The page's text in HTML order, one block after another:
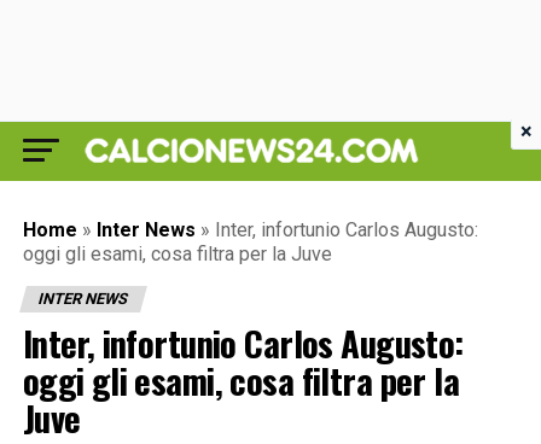
Home » Inter News » Inter, infortunio Carlos Augusto:
oggi gli esami, cosa filtra per la Juve
INTER NEWS
Inter, infortunio Carlos Augusto:
oggi gli esami, cosa filtra per la
Juve
×